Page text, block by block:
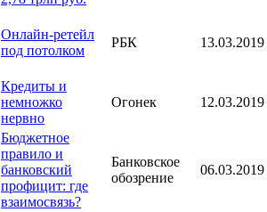
Онлайн-ретейл
под потолком
РБК 13.03.2019
Кредиты и
немножко
нервно
Огонек 12.03.2019
Бюджетное
правило и
банковский
профицит: где
взаимосвязь?
Банковское
обозрение
06.03.2019